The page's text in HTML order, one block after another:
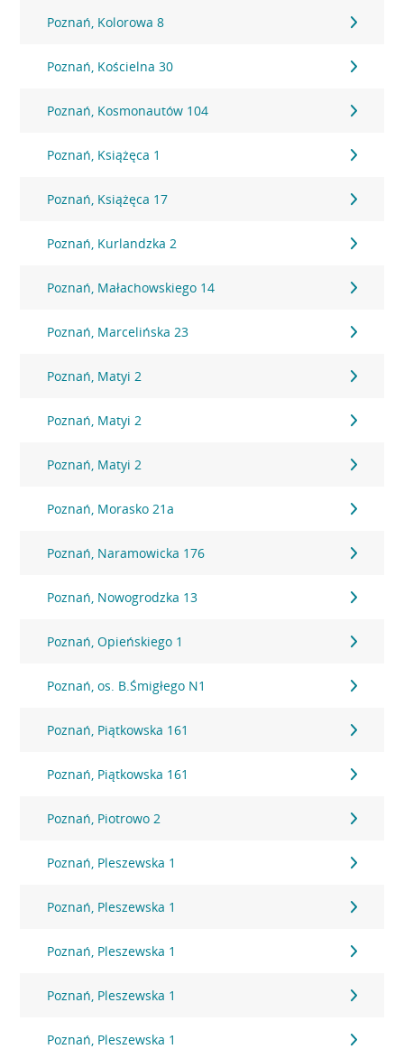
Poznań, Kolorowa 8
Poznań, Kościelna 30
Poznań, Kosmonautów 104
Poznań, Książęca 1
Poznań, Książęca 17
Poznań, Kurlandzka 2
Poznań, Małachowskiego 14
Poznań, Marcelińska 23
Poznań, Matyi 2
Poznań, Matyi 2
Poznań, Matyi 2
Poznań, Morasko 21a
Poznań, Naramowicka 176
Poznań, Nowogrodzka 13
Poznań, Opieńskiego 1
Poznań, os. B.Śmigłego N1
Poznań, Piątkowska 161
Poznań, Piątkowska 161
Poznań, Piotrowo 2
Poznań, Pleszewska 1
Poznań, Pleszewska 1
Poznań, Pleszewska 1
Poznań, Pleszewska 1
Poznań, Pleszewska 1